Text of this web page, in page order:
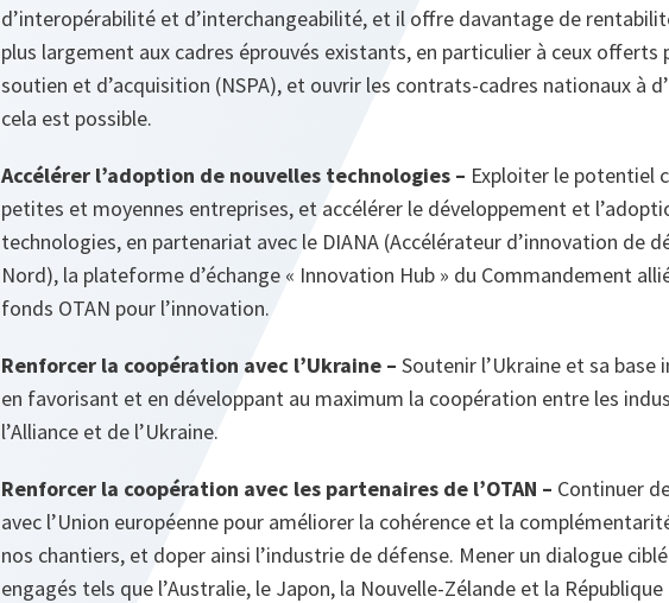
d’interopérabilité et d’interchangeabilité, et il offre davantage de
plus largement aux cadres éprouvés existants, en particulier à ceux offerts
soutien et d’acquisition (NSPA), et ouvrir les contrats-cadres nationaux à
cela est possible.
Accélérer l’adoption de nouvelles technologies – Exploiter le potentiel
petites et moyennes entreprises, et accélérer le développement et
technologies, en partenariat avec le DIANA (Accélérateur d’innovation de
Nord), la plateforme d’échange « Innovation Hub » du Commandement
fonds OTAN pour l’innovation.
Renforcer la coopération avec l’Ukraine – Soutenir l’Ukraine et sa
en favorisant et en développant au maximum la coopération entre les
l’Alliance et de l’Ukraine.
Renforcer la coopération avec les partenaires de l’OTAN – Continuer
avec l’Union européenne pour améliorer la cohérence et la
nos chantiers, et doper ainsi l’industrie de défense. Mener un dialogue
engagés tels que l’Australie, le Japon, la Nouvelle-Zélande et la